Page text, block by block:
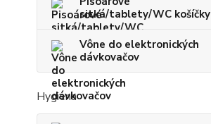
sitká/tablety/WC košíčky
Vône do elektronických
dávkovačov
Hygiena